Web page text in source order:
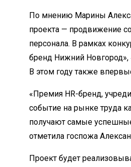
По мнению Марины
проекта — продвижение
персонала. В рамках
бренд Нижний Новгород»,
В этом году также
«Премия HR-бренд,
событие на рынке труда
получают самые
отметила госпожа
Проект будет